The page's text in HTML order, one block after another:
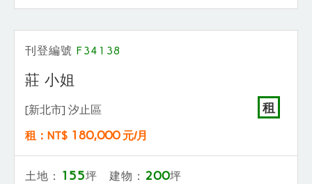
刊登編號 F34138
莊 小姐
[新北市] 汐止區 租
租：NT$ 180,000 元/月
土地： 155坪 建物： 200坪